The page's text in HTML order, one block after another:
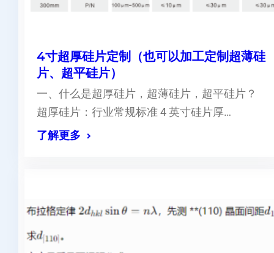
4寸超厚硅片定制（也可以加工定制超薄硅
片、超平硅片）
一、什么是超厚硅片，超薄硅片，超平硅片？
超厚硅片：行业常规标准 4 英寸硅片厚…
了解更多